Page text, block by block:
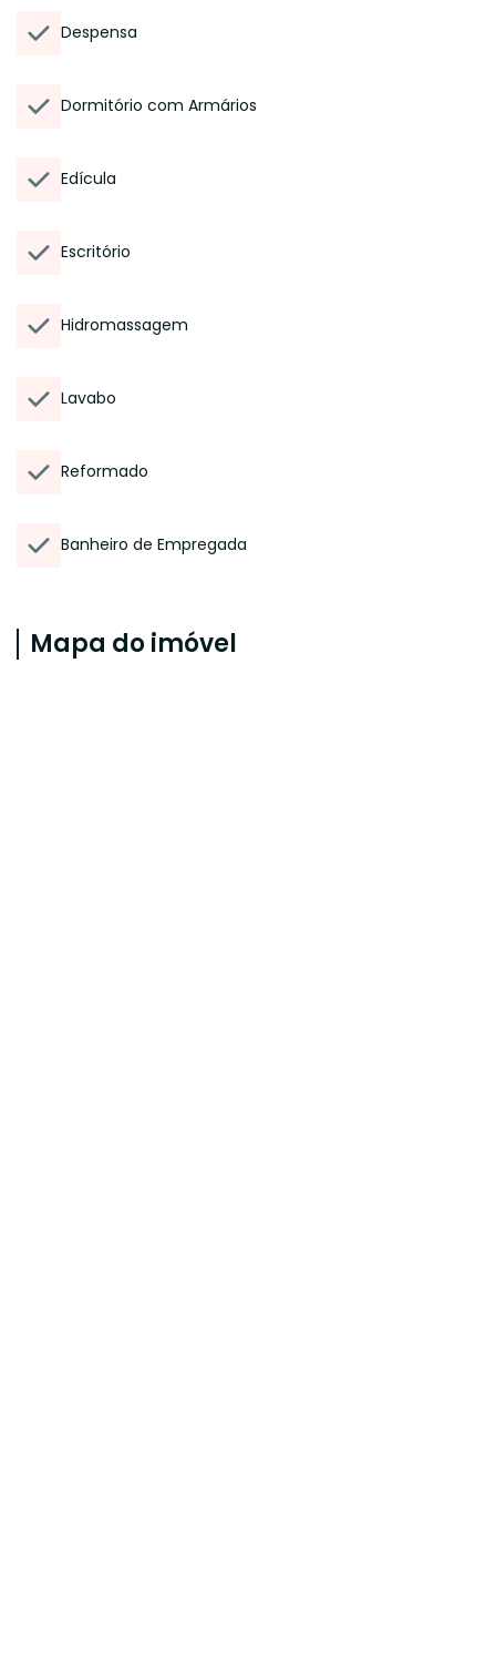
Despensa
Dormitório com Armários
Edícula
Escritório
Hidromassagem
Lavabo
Reformado
Banheiro de Empregada
Mapa do imóvel